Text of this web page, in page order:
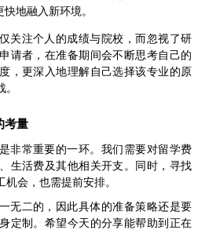
地融入新环境。
关注个人的成绩与院校，而忽视了研
请者，在准备期间会不断思考自己的
，更深入地理解自己选择该专业的原
考量
非常重要的一环。我们需要对留学费
生活费及其他相关开支。同时，寻找
会，也需提前安排。
无二的，因此具体的准备策略还是要
定制。希望今天的分享能帮助到正在